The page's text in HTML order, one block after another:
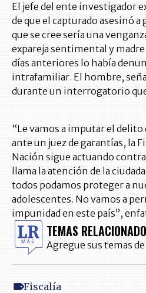
El jefe del ente investigador
de que el capturado asesinó a
que se cree sería una
expareja sentimental y
días anteriores lo había
intrafamiliar. El hombre,
durante un interrogatorio
“Le vamos a imputar el
ante un juez de garantías, la
Nación sigue actuando
llama la atención de la
todos podamos proteger a
adolescentes. No vamos a
impunidad en este país”,
TEMAS
Agregue sus temas
Fiscalía